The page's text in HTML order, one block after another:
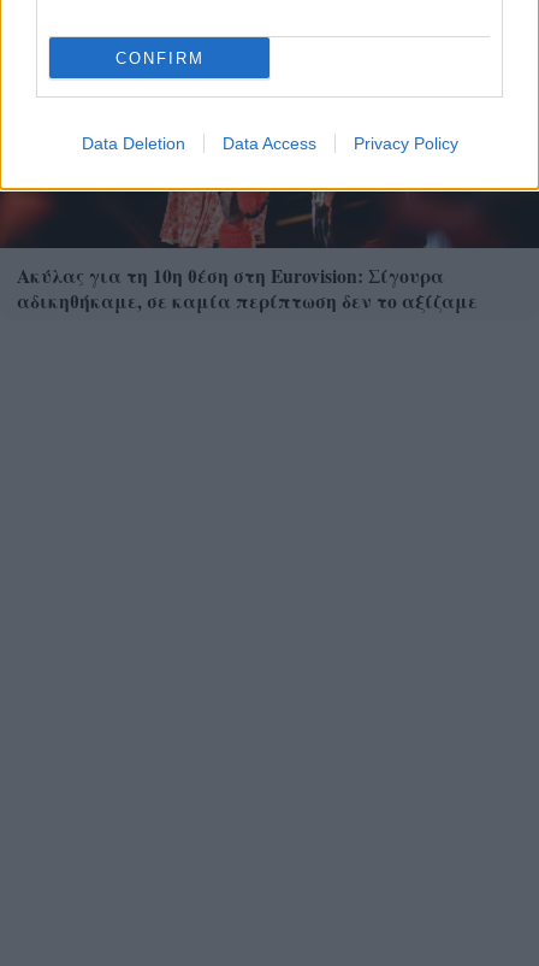
CONFIRM
Data Deletion Data Access Privacy Policy
Ακύλας για τη 10η θέση στη Eurovision: Σίγουρα
αδικηθήκαμε, σε καμία περίπτωση δεν το αξίζαμε